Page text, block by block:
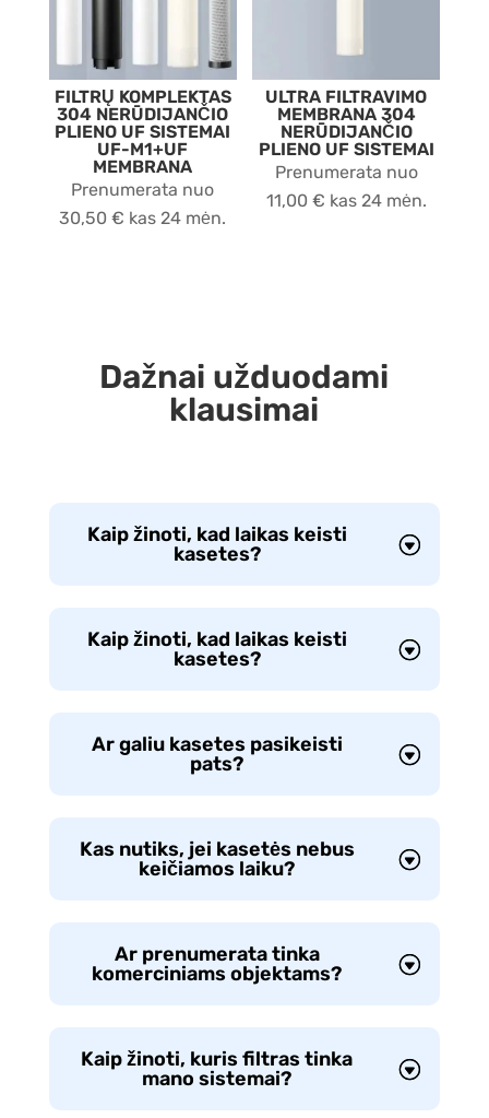
FILTRŲ KOMPLEKTAS
304 NERŪDIJANČIO
PLIENO UF SISTEMAI
UF-M1+UF
MEMBRANA
Prenumerata nuo
30,50€ kas 24 mėn.
ULTRA FILTRAVIMO
MEMBRANA 304
NERŪDIJANČIO
PLIENO UF SISTEMAI
Prenumerata nuo
11,00 € kas 24 mėn.
Dažnai užduodami
klausimai
Kaip žinoti, kad laikas keisti
kasetes?
Kaip žinoti, kad laikas keisti
kasetes?
Ar galiu kasetes pasikeisti
pats?
Kas nutiks, jei kasetės nebus
keičiamos laiku?
Ar prenumerata tinka
komerciniams objektams?
Kaip žinoti, kuris filtras tinka
mano sistemai?